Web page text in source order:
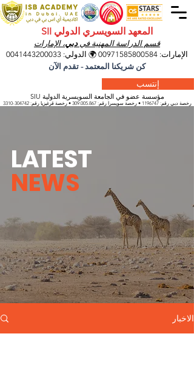
المعهد السويسري الدولي SII
قسم الدراسة المهنية فيدبي، الإمارات
إنتسب
مؤسسة عضو في الجامعة السويسرية الدولية SIU
رخصة دبي رقم:1196747 • رخصة سويسرا رقم:309.005.867 • رخصة قرغيزيا رقم:304742-3310
الإمارات: 00971585800584 🌍 الدولي: 0041443200033
كن شريكنا المعتمد - تقدم الآن
LATEST
NEWS
الاخبار